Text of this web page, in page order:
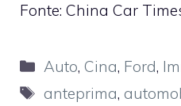
Fonte: China Car
Categorie
Auto, Cina, Ford,
Tag
anteprima,